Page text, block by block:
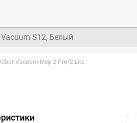
S12, Белый
Vacuum-Mop 2 Pro/2 Lite